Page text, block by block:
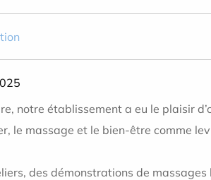
notre établissement a eu le plaisir
le massage et le bien-être comme
des démonstrations de